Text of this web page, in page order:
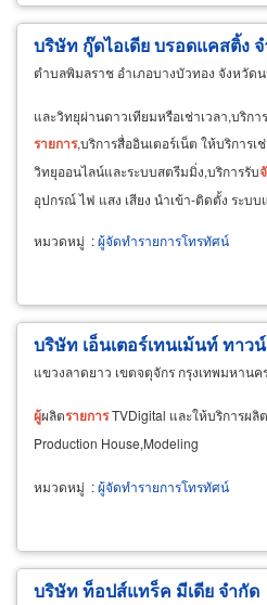
บริษัท กู๊ดไอเดีย บรอดแคสติ้ง
ตำบลพิมลราช อำเภอบางบัวทอง จังหวัด
และวิทยุผ่านดาวเทียมหรือเช่าเวลา,บริก
รายการ,บริการสื่ออินเตอร์เน็ต ให้บริการเ
วิทยุออนไลน์และระบบสตรีมมิ่ง,บริการรับ
อุปกรณ์ ไฟ แสง เสียง นำเข้า-ติดตั้ง ระบ
หมวดหมู่ :ผู้จัดทำรายการโทรทัศน์
บริษัท เอ็นเตอร์เทนเม้นท์ ทาว
แขวงลาดยาว เขตจตุจักร กรุงเทพมหานค
ผู้ผลิตรายการTVDigital และให้บริการผลิต
Production House,Modeling
หมวดหมู่ :ผู้จัดทำรายการโทรทัศน์
บริษัท ท็อปส์แทร็ค มีเดีย จำกัด